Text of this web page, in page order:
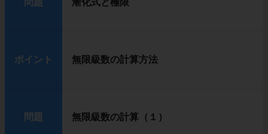
問題 漸化式と極限
ポイント 無限級数の計算方法
問題 無限級数の計算（１）